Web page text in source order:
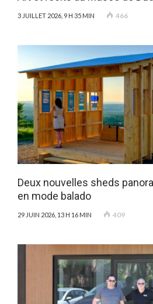
3 JUILLET 2026, 9 H 35 MIN 466
Deux nouvelles sheds
en mode balado
29 JUIN 2026, 13 H 16 MIN 409